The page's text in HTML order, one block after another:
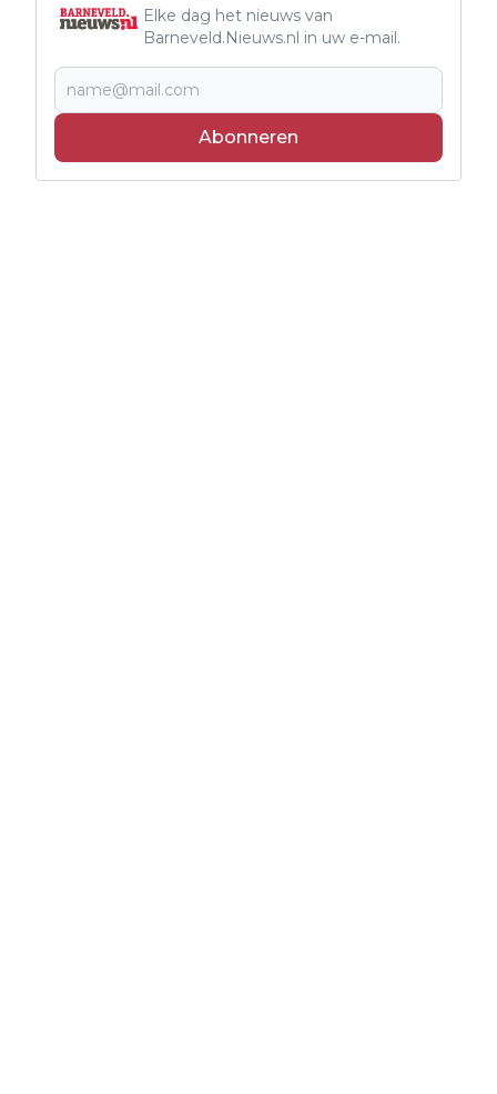
Elke dag het nieuws van
Barneveld.Nieuws.nl in uw e-mail.
Abonneren